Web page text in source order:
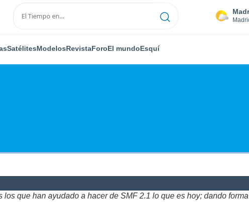
SatélitesModelosRevistaForoEl mundoEsquí
que han ayudado a hacer de SMF 2.1 lo que es hoy; dando